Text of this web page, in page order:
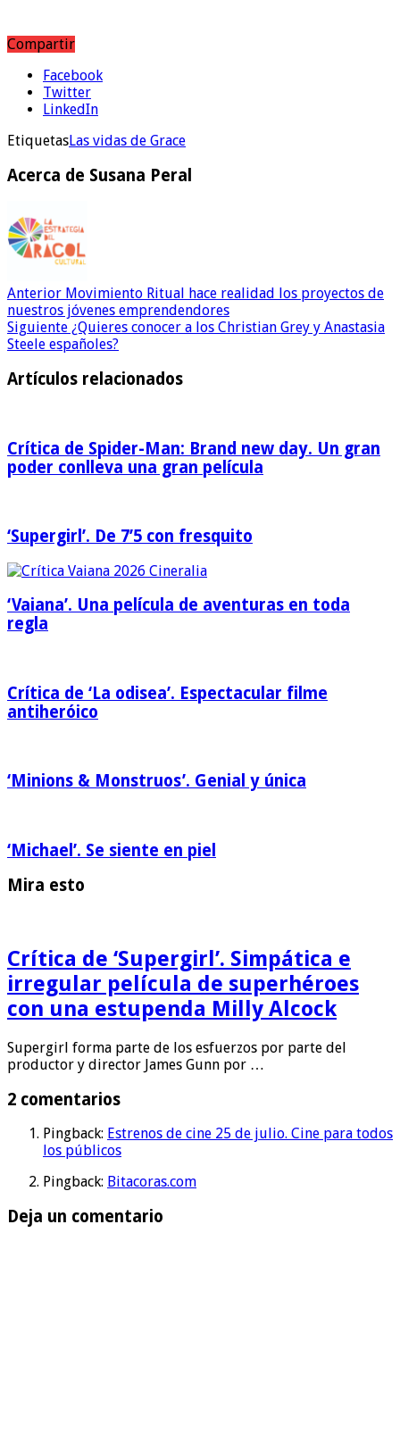
Compartir
Facebook
Twitter
LinkedIn
EtiquetasLas vidas de Grace
Acerca de Susana Peral
Anterior Movimiento Ritual hace realidad los proyectos de
nuestros jóvenes emprendendores
Siguiente ¿Quieres conocer a los Christian Grey y Anastasia
Steele españoles?
Artículos relacionados
Crítica de Spider-Man: Brand new day. Un gran
poder conlleva una gran película
‘Supergirl’. De 7’5 con fresquito
‘Vaiana’. Una película de aventuras en toda
regla
Crítica de ‘La odisea’. Espectacular filme
antiheróico
‘Minions & Monstruos’. Genial y única
‘Michael’. Se siente en piel
Mira esto
Crítica de ‘Supergirl’. Simpática e
irregular película de superhéroes
con una estupenda Milly Alcock
Supergirl forma parte de los esfuerzos por parte del
productor y director James Gunn por …
2 comentarios
Pingback: Estrenos de cine 25 de julio. Cine para todos
los públicos
Pingback: Bitacoras.com
Deja un comentario